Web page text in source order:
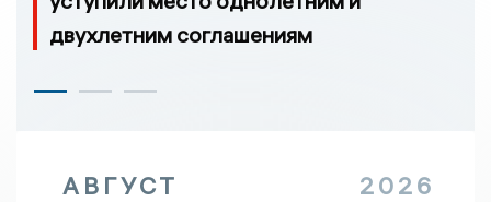
двухлетним соглашениям
АВГУСТ 2026